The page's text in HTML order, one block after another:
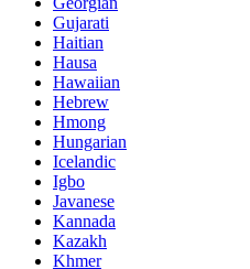
Gujarati
Haitian
Hausa
Hawaiian
Hebrew
Hmong
Hungarian
Icelandic
Igbo
Javanese
Kannada
Kazakh
Khmer